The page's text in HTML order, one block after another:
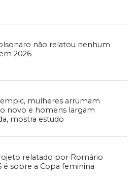
não relatou nenhum
2026
mulheres arrumam
novo e homens largam
mostra estudo
relatado por Romário
é sobre a Copa feminina